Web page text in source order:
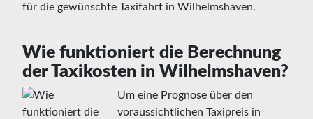
für die gewünschte Taxifahrt in Wilhelmshaven.
Wie funktioniert die Berechnung
der Taxikosten in Wilhelmshaven?
Um eine Prognose über den
voraussichtlichen Taxipreis in